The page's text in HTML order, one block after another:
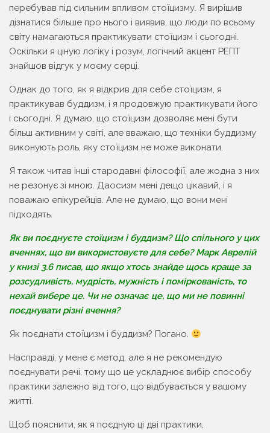
перебував під сильним впливом стоїцизму. Я вирішив
дізнатися більше про нього і виявив, що люди по всьому
світу намагаються практикувати стоїцизм і сьогодні.
Оскільки я ціную логіку і розум, логічний акцент РЕПТ
знайшов відгук у моєму серці.
Однак до того, як я відкрив для себе стоїцизм, я
практикував буддизм, і я продовжую практикувати його
і сьогодні. Я думаю, що стоїцизм дозволяє мені бути
більш активним у світі, але вважаю, що техніки буддизму
виконують роль, яку стоїцизм не може виконати.
Я також читав інші стародавні філософії, але жодна з них
не резонує зі мною. Даосизм мені дещо цікавий, і я
поважаю епікурейців. Але не думаю, що вони мені
підходять.
Як ви поєднуєте стоїцизм і буддизм? Що спільного у цих
вченнях, що ви використовуєте для себе? Марк Аврелій
у книзі 3.6 писав, що якщо хтось знайде щось краще за
розсудливість, мудрість, мужність і поміркованість, то
нехай вибере це. Чи не означає це, що ми не повинні
поєднувати різні вчення?
Як поєднати стоїцизм і буддизм? Погано.
Насправді, у мене є метод, але я не рекомендую
поєднувати речі, тому що це ускладнює вибір способу
практики залежно від того, що відбувається у вашому
житті.
Щоб пояснити, як я поєдную ці дві практики,